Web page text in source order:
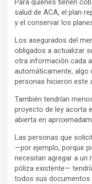
Para quienes tienen
salud de ACA, el plan
y el conservar los
Los asegurados del
obligados a actualizar
otra información cada
automáticamente, algo
personas hicieron este
También tendrían
proyecto de ley acorta
abierta en
Las personas que
—por ejemplo, porque
necesitan agregar a un
póliza existente—
todos sus documentos